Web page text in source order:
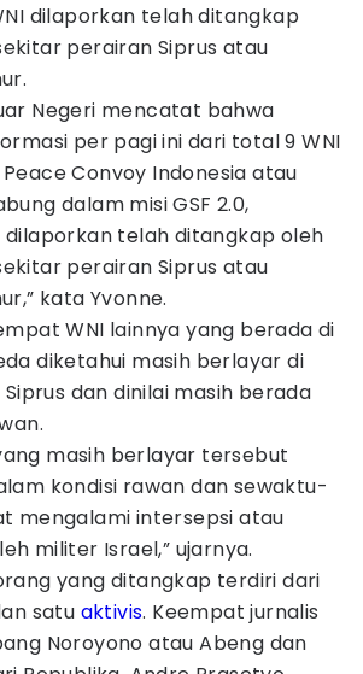
dilaporkan telah ditangkap
perairan Siprus atau
Negeri mencatat bahwa
per pagi ini dari total 9 WNI
Convoy Indonesia atau
dalam misi GSF 2.0,
dilaporkan telah ditangkap oleh
perairan Siprus atau
kata Yvonne.
WNI lainnya yang berada di
diketahui masih berlayar di
dan dinilai masih berada
masih berlayar tersebut
kondisi rawan dan sewaktu-
mengalami intersepsi atau
militer Israel,” ujarnya.
yang ditangkap terdiri dari
satu aktivis. Keempat jurnalis
Noroyono atau Abeng dan